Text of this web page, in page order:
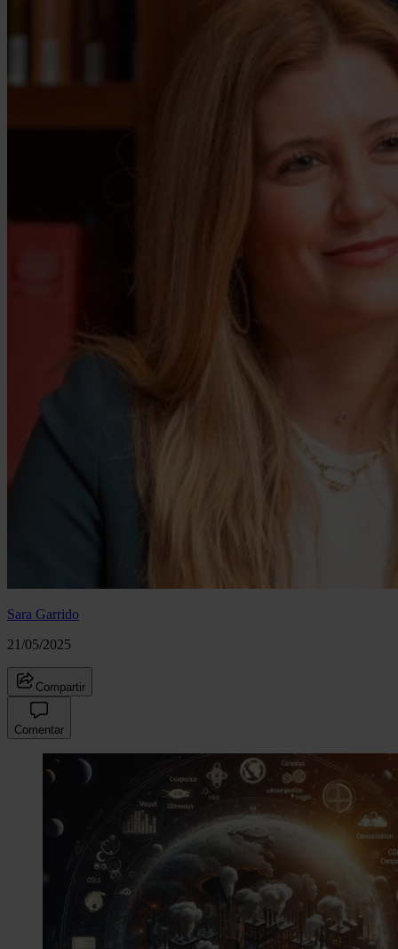
Sara Garrido
21/05/2025
Compartir
Comentar